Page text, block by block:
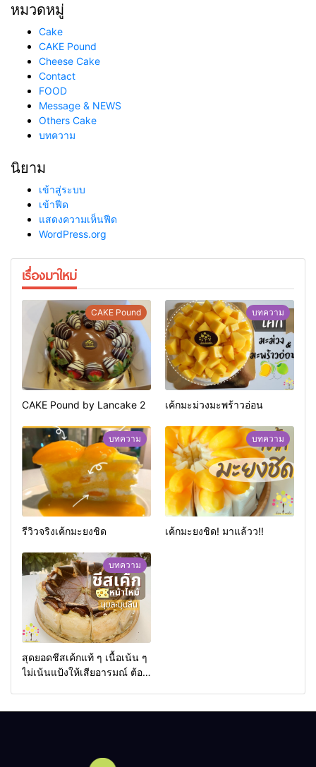
หมวดหมู่
Cake
CAKE Pound
Cheese Cake
Contact
FOOD
Message & NEWS
Others Cake
บทความ
นิยาม
เข้าสู่ระบบ
เข้าฟีด
แสดงความเห็นฟีด
WordPress.org
เรื่องมาใหม่
CAKE Pound
CAKE Pound by Lancake 2
บทความ
เค้กมะม่วงมะพร้าวอ่อน
บทความ
รีวิวจริงเค้กมะยงชิด
บทความ
เค้กมะยงชิด! มาแล้วว!!
บทความ
สุดยอดชีสเค้กแท้ ๆ เนื้อเน้น ๆ
ไม่เน้นแป้งให้เสียอารมณ์ ต้อง